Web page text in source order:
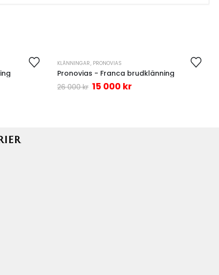
-42%
KLÄNNINGAR, PRONOVIAS
Pronovias - Franca brudklänning
26 000kr 15 000 kr